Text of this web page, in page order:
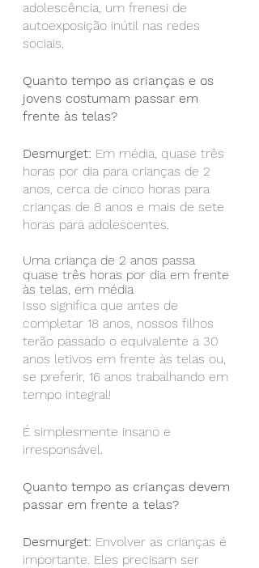
adolescência, um frenesi de
autoexposição inútil nas redes
sociais.
Quanto tempo as crianças e os
jovens costumam passar em
frente às telas?
Desmurget: Em média, quase três
horas por dia para crianças de 2
anos, cerca de cinco horas para
crianças de 8 anos e mais de sete
horas para adolescentes.
Uma criança de 2 anos passa
quase três horas por dia em frente
às telas, em média
Isso significa que antes de
completar 18 anos, nossos filhos
terão passado o equivalente a 30
anos letivos em frente às telas ou,
se preferir, 16 anos trabalhando em
tempo integral!
É simplesmente insano e
irresponsável.
Quanto tempo as crianças devem
passar em frente a telas?
Desmurget: Envolver as crianças é
importante. Eles precisam ser